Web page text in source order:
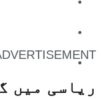
تفریح
صحت
ریاسی میں